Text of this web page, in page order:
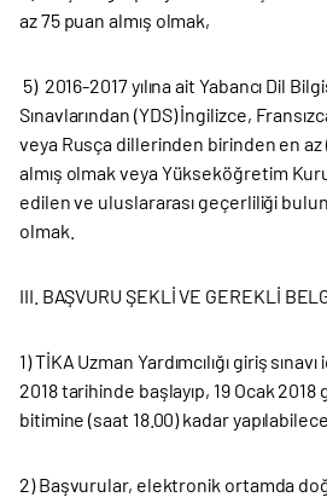
az 75 puan almış olmak,
5) 2016-2017 yılına ait Yabancı Dil
Sınavlarından (YDS) İngilizce,
veya Rusça dillerinden birinden en az
almış olmak veya Yükseköğretim
edilen ve uluslararası geçerliliği
olmak.
III. BAŞVURU ŞEKLİ VE GEREKLİ
1) TİKA Uzman Yardımcılığı giriş
2018 tarihinde başlayıp, 19 Ocak
bitimine (saat 18.00) kadar
2) Başvurular, elektronik ortamda